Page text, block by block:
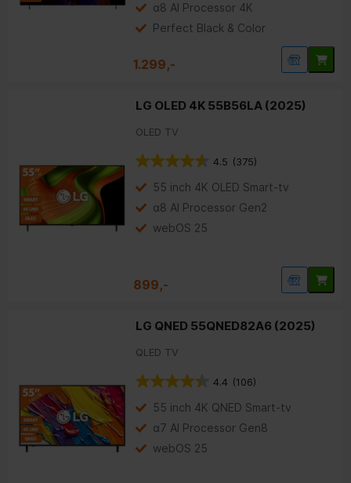
α8 AI Processor 4K
Perfect Black & Color
1.299,-
LG OLED 4K 55B56LA (2025)
OLED TV
4.5 (375)
55 inch 4K OLED Smart-tv
α8 AI Processor Gen2
webOS 25
899,-
LG QNED 55QNED82A6 (2025)
QLED TV
4.4 (106)
55 inch 4K QNED Smart-tv
α7 AI Processor Gen8
webOS 25